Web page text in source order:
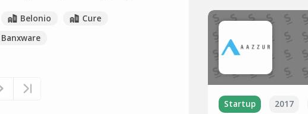
Belonio
Cure
Banxware
Startup 2017